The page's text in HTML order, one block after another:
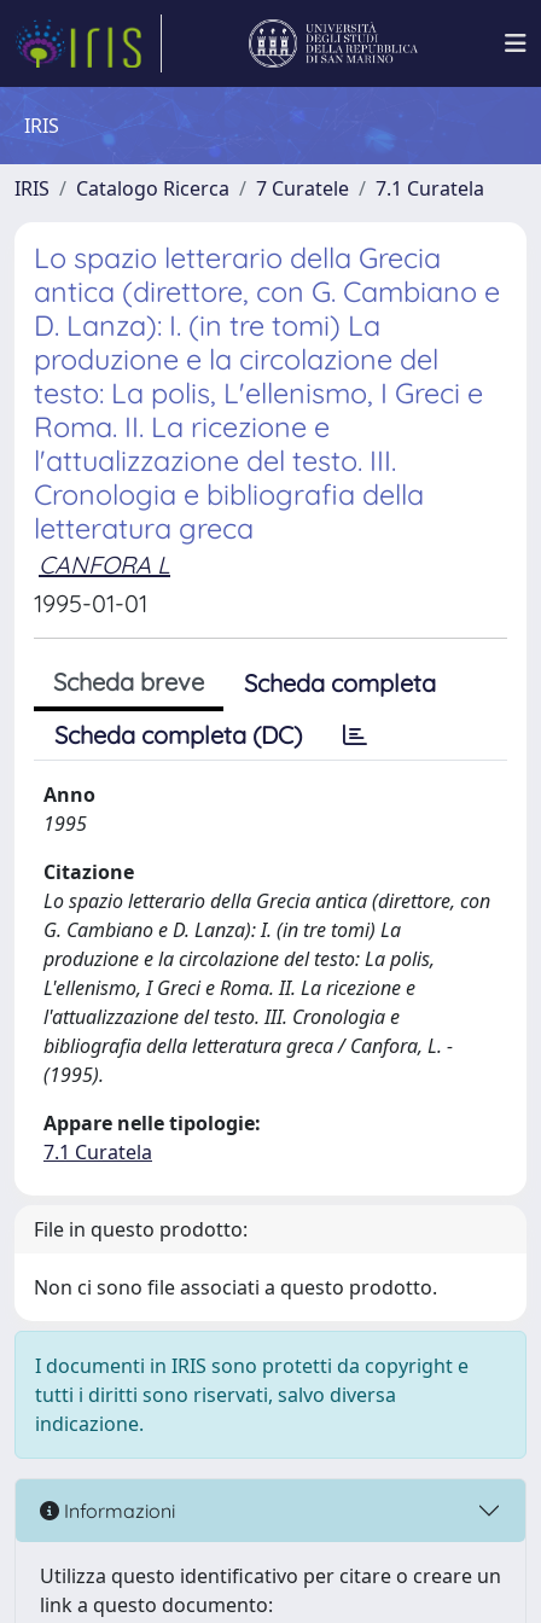
IRIS
IRIS Catalogo Ricerca 7 Curatele 7.1 Curatela
Lo spazio letterario della Grecia
antica (direttore, con G. Cambiano e
D. Lanza): I. (in tre tomi) La
produzione e la circolazione del
testo: La polis, L'ellenismo, I Greci e
Roma. II. La ricezione e
l'attualizzazione del testo. III.
Cronologia e bibliografia della
letteratura greca
CANFORA L
1995-01-01
Scheda breve
Scheda completa
Scheda completa (DC)
Anno
1995
Citazione
Lo spazio letterario della Grecia antica (direttore, con
G. Cambiano e D. Lanza): I. (in tre tomi) La
produzione e la circolazione del testo: La polis,
L'ellenismo, I Greci e Roma. II. La ricezione e
l'attualizzazione del testo. III. Cronologia e
bibliografia della letteratura greca / Canfora, L. -
(1995).
Appare nelle tipologie:
7.1 Curatela
File in questo prodotto:
Non ci sono file associati a questo prodotto.
I documenti in IRIS sono protetti da copyright e
tutti i diritti sono riservati, salvo diversa
indicazione.
Informazioni
Utilizza questo identificativo per citare o creare un
link a questo documento: